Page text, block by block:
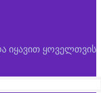
იყავით ყოველთვის